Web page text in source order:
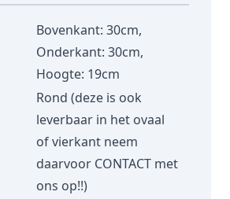
Bovenkant: 30cm,
Onderkant: 30cm,
Hoogte: 19cm
Rond (deze is ook
leverbaar in het ovaal
of vierkant neem
daarvoor CONTACT met
ons op!!)